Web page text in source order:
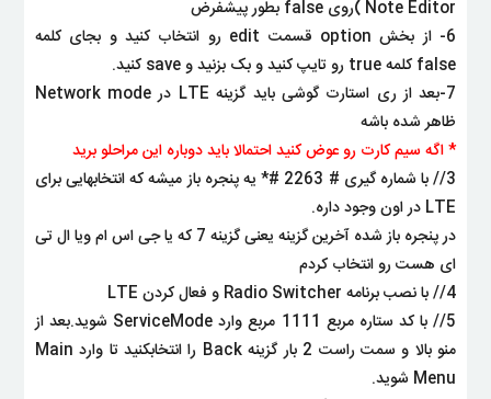
Note Editor )روی false بطور پیشفرض
6- از بخش option قسمت edit رو انتخاب کنید و بجای کلمه
false کلمه true رو تایپ کنید و بک بزنید و save کنید.
7-بعد از ری استارت گوشی باید گزینه LTE در Network mode
ظاهر شده باشه
* اگه سیم کارت رو عوض کنید احتمالا باید دوباره این مراحلو برید
3// با شماره گیری # 2263 #* یه پنجره باز میشه که انتخابهایی برای
LTE در اون وجود داره.
در پنجره باز شده آخرین گزینه یعنی گزینه 7 که یا جی اس ام ویا ال تی
ای هست رو انتخاب کردم
4// با نصب برنامه Radio Switcher و فعال کردن LTE
5// با کد ستاره مربع 1111 مربع وارد ServiceMode شوید.بعد از
منو بالا و سمت راست 2 بار گزینه Back را انتخاب
کنید تا وارد Main
Menu شوید.